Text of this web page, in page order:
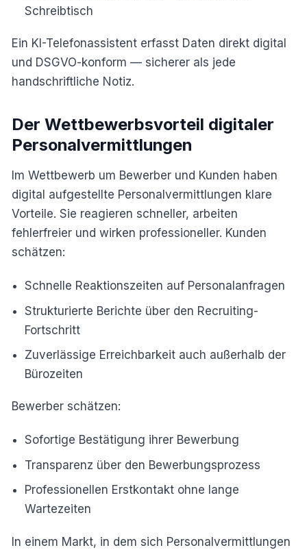
Schreibtisch
Ein KI-Telefonassistent erfasst Daten direkt digital
und DSGVO-konform — sicherer als jede
handschriftliche Notiz.
Der Wettbewerbsvorteil digitaler
Personalvermittlungen
Im Wettbewerb um Bewerber und Kunden haben
digital aufgestellte Personalvermittlungen klare
Vorteile. Sie reagieren schneller, arbeiten
fehlerfreier und wirken professioneller. Kunden
schätzen:
Schnelle Reaktionszeiten auf Personalanfragen
Strukturierte Berichte über den Recruiting-
Fortschritt
Zuverlässige Erreichbarkeit auch außerhalb der
Bürozeiten
Bewerber schätzen:
Sofortige Bestätigung ihrer Bewerbung
Transparenz über den Bewerbungsprozess
Professionellen Erstkontakt ohne lange
Wartezeiten
In einem Markt, in dem sich Personalvermittlungen